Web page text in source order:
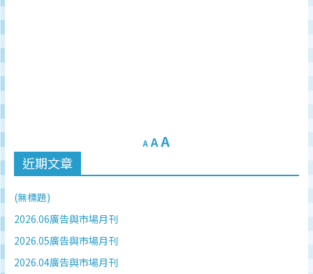
A AA
近期文章
(無標題)
2026.06廣告與市場月刊
2026.05廣告與市場月刊
2026.04廣告與市場月刊